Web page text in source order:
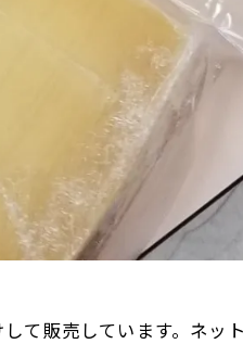
て販売しています。ネ